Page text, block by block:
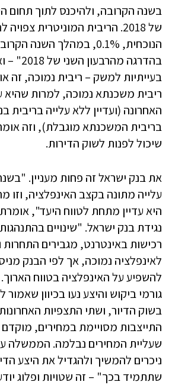
בשנה הקרובה, ולהיכנס לתוך תחום
של 2018. הריבית המוניטרית
הנוכחית, 0.1%, במהלך השנה
בהדרגה
בעייתיות למשק – ריבית נמוכה, זה
ריבית משכנתא נמוכה, למרות שהיא
האחרונה (ועדיין ללא עלייה בריבית
בריבית המשכנתא מוגבלת), וזה
שיכול לפנות לשוק הדירות.
את בנק ישראל זה פחות מעניין.
עלייה מתונה בקצב האינפלציה, וזו
היא עדיין מתחת לטווח היעד",
נגידת בנק ישראל. "שינויים
רכישות באינטרנט, מגבירים התחרות
לאינפלציה נמוכה, אך לפי הבנק
להשפיע על האינפלציה בטווח
גורמי ביקוש והיצע נעו בכיוון
בשוק הדיור, ושתי התצפיות
התייצבות מסויימת במחירים, מוקדם
שעליית המחירים נבלמה. הממשלה
ניכרים להמשיך ולהגדיל את היצע
שתתמיד בכך" – זה שטויות ופלוג